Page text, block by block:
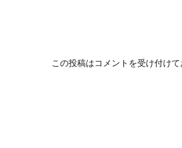
この投稿はコメントを受け付け